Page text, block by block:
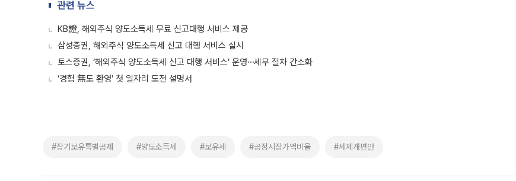
관련 뉴스
KB證, 해외주식 양도소득세 무료 신고대행 서비스 제공
삼성증권, 해외주식 양도소득세 신고 대행 서비스 실시
토스증권, ‘해외주식 양도소득세 신고 대행 서비스’ 운영⋯세무 절차 간소화
‘경험 無도 환영’ 첫 일자리 도전 설명서
#장기보유특별공제 #양도소득세 #보유세 #공정시장가액비율 #세제개편안